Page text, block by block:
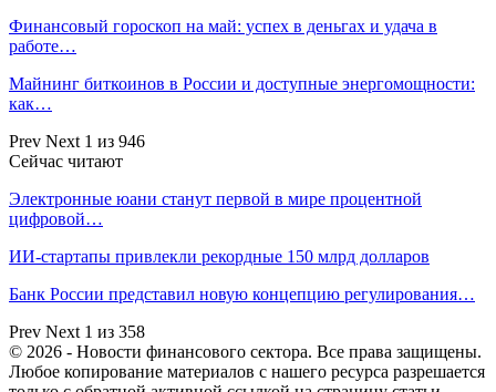
Финансовый гороскоп на май: успех в деньгах и удача в
работе…
Майнинг биткоинов в России и доступные энергомощности:
как…
Prev Next 1 из 946
Сейчас читают
Электронные юани станут первой в мире процентной
цифровой…
ИИ-стартапы привлекли рекордные 150 млрд долларов
Банк России представил новую концепцию регулирования…
Prev Next 1 из 358
© 2026 - Новости финансового сектора. Все права защищены.
Любое копирование материалов с нашего ресурса разрешается